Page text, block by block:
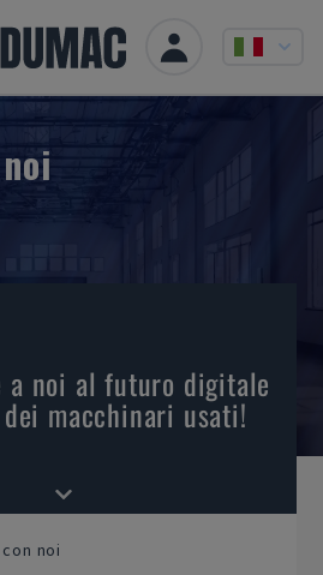
a noi al futuro digitale
macchinari usati!
noi